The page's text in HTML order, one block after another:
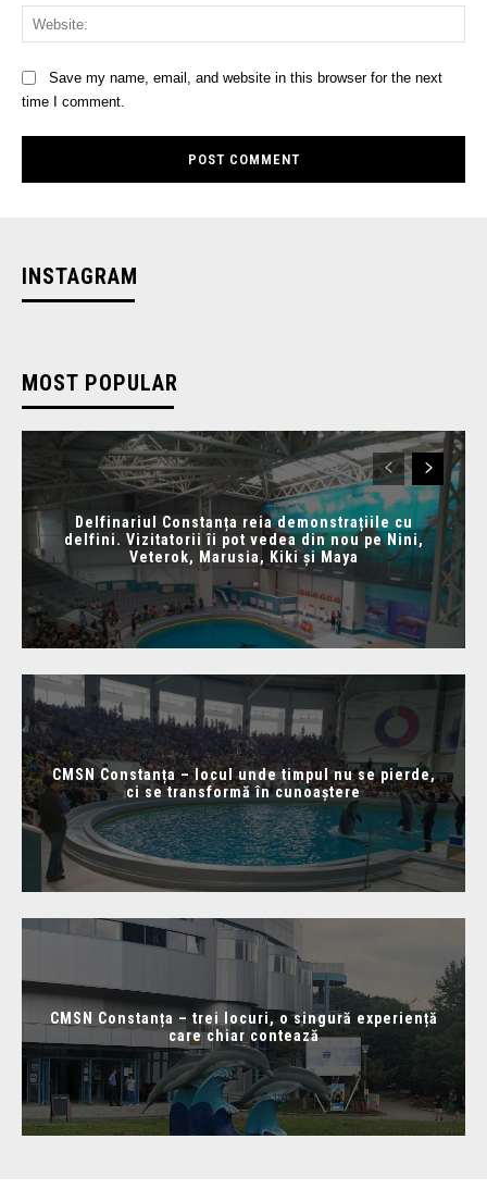
Save my name, email, and website in this browser for the next
time I comment.
INSTAGRAM
MOST POPULAR
Delfinariul Constanța reia demonstrațiile cu
delfini. Vizitatorii îi pot vedea din nou pe Nini,
Veterok, Marusia, Kiki și Maya
CMSN Constanța – locul unde timpul nu se pierde,
ci se transformă în cunoaștere
CMSN Constanța – trei locuri, o singură experiență
care chiar contează